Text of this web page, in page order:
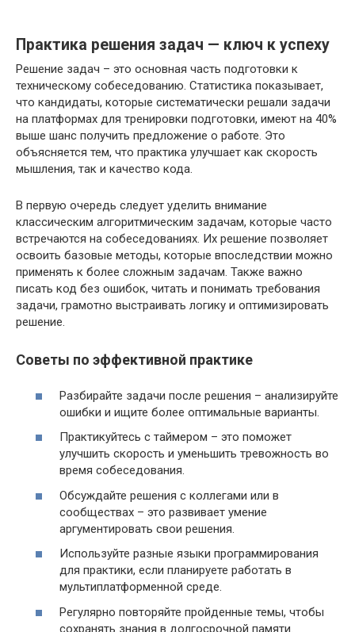
Практика решения задач — ключ к успеху
Решение задач – это основная часть подготовки к
техническому собеседованию. Статистика показывает,
что кандидаты, которые систематически решали задачи
на платформах для тренировки подготовки, имеют на 40%
выше шанс получить предложение о работе. Это
объясняется тем, что практика улучшает как скорость
мышления, так и качество кода.
В первую очередь следует уделить внимание
классическим алгоритмическим задачам, которые часто
встречаются на собеседованиях. Их решение позволяет
освоить базовые методы, которые впоследствии можно
применять к более сложным задачам. Также важно
писать код без ошибок, читать и понимать требования
задачи, грамотно выстраивать логику и оптимизировать
решение.
Советы по эффективной практике
Разбирайте задачи после решения – анализируйте
ошибки и ищите более оптимальные варианты.
Практикуйтесь с таймером – это поможет
улучшить скорость и уменьшить тревожность во
время собеседования.
Обсуждайте решения с коллегами или в
сообществах – это развивает умение
аргументировать свои решения.
Используйте разные языки программирования
для практики, если планируете работать в
мультиплатформенной среде.
Регулярно повторяйте пройденные темы, чтобы
сохранять знания в долгосрочной памяти.